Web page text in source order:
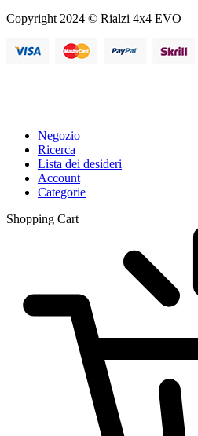
Copyright 2024 © Rialzi 4x4 EVO
Negozio
Ricerca
Lista dei desideri
Account
Categorie
Shopping Cart